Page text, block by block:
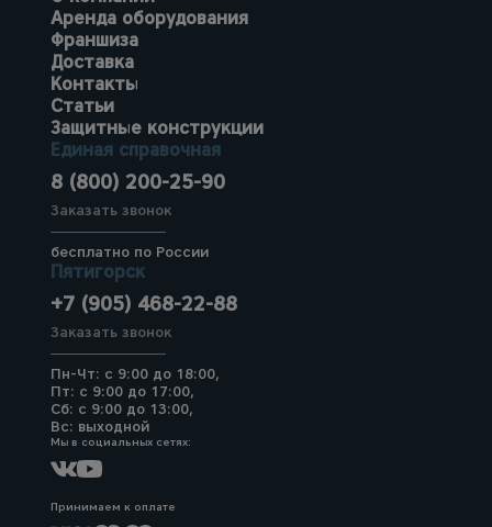
Аренда оборудования
Франшиза
Доставка
Контакты
Статьи
Защитные конструкции
Единая справочная
8 (800) 200-25-90
Заказать звонок
бесплатно по России
Пятигорск
+7 (905) 468-22-88
Заказать звонок
Пн-Чт: с 9:00 до 18:00,
Пт: с 9:00 до 17:00,
Сб: с 9:00 до 13:00,
Вс: выходной
Мы в социальных сетях:
Принимаем к оплате